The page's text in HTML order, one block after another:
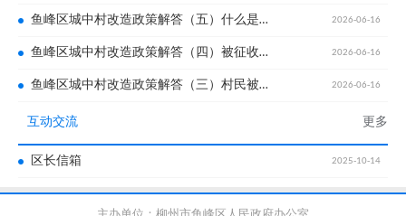
鱼峰区城中村改造政策解答（五）什么是无证“唯一住宅”？ 2026-06-16
鱼峰区城中村改造政策解答（四）被征收房屋用途和面积如何确定？ 2026-06-16
鱼峰区城中村改造政策解答（三）村民被征收房屋用途主要有哪些? 2026-06-16
互动交流 更多
区长信箱 2025-10-14